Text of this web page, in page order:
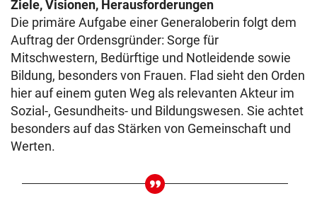
Ziele, Visionen, Herausforderungen
Die primäre Aufgabe einer Generaloberin folgt dem
Auftrag der Ordensgründer: Sorge für
Mitschwestern, Bedürftige und Notleidende sowie
Bildung, besonders von Frauen. Flad sieht den Orden
hier auf einem guten Weg als relevanten Akteur im
Sozial-, Gesundheits- und Bildungswesen. Sie achtet
besonders auf das Stärken von Gemeinschaft und
Werten.